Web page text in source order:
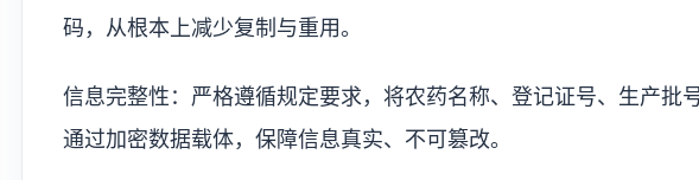
码，从根本上减少复制与重用。
信息完整性：严格遵循规定要求，将农药名称、登记证号、生产批
通过加密数据载体，保障信息真实、不可篡改。